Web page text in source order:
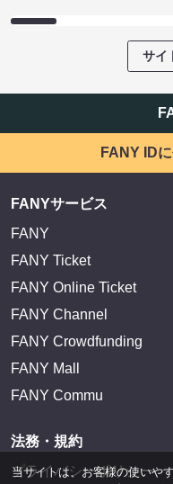
サイ
FANY ID
FANYサービス
FANY
FANY Ticket
FANY Online Ticket
FANY Channel
FANY Crowdfunding
FANY Mall
FANY Commu
法務・規約
プライバシーポリシー
当サイトは、お客様の使いや